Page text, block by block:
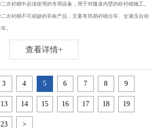
次衬砌中必须使用的专用设备，用于对隧道内壁的砼衬砌施工。
次衬砌不可或缺的非标产品，主要有简易衬砌台车、全液压自动
。
查看详情+
3 4 5 6 7 8 9
13 14 15 16 17 18 19
23 >